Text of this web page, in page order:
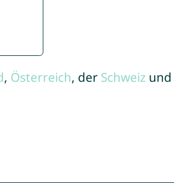
, Österreich, der Schweiz und